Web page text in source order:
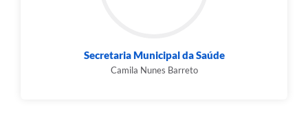
Secretaria Municipal da Saúde
Camila Nunes Barreto